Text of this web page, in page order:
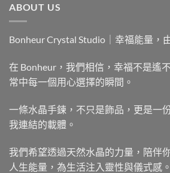
ABOUT US
Bonheur Crystal Studio｜幸福能量，
在 Bonheur，我們相信，幸福不是遙
常中每一個用心選擇的瞬間。
一條水晶手鍊，不只是飾品，更是一
我連結的載體。
我們希望透過天然水晶的力量，陪伴
人生能量，為生活注入靈性與儀式感。